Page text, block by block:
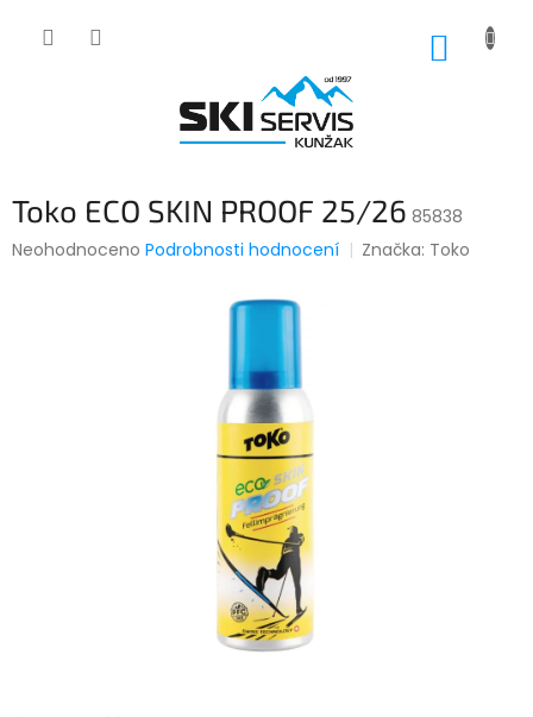
Toko ECO SKIN PROOF 25/26 85838
Průměrné
Neohodnoceno Podrobnosti hodnocení Značka: Toko